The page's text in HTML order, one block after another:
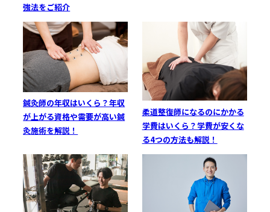
強法をご紹介
鍼灸師の年収はいくら？年収
が上がる資格や需要が高い鍼
灸施術を解説！
柔道整復師になるのにかかる
学費はいくら？学費が安くな
る4つの方法も解説！